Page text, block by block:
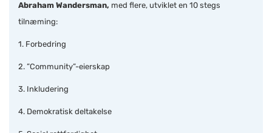
Abraham Wandersman, med flere, utviklet en 10 stegs
tilnæming:
1. Forbedring
2. ”Community”-eierskap
3. Inkludering
4. Demokratisk deltakelse